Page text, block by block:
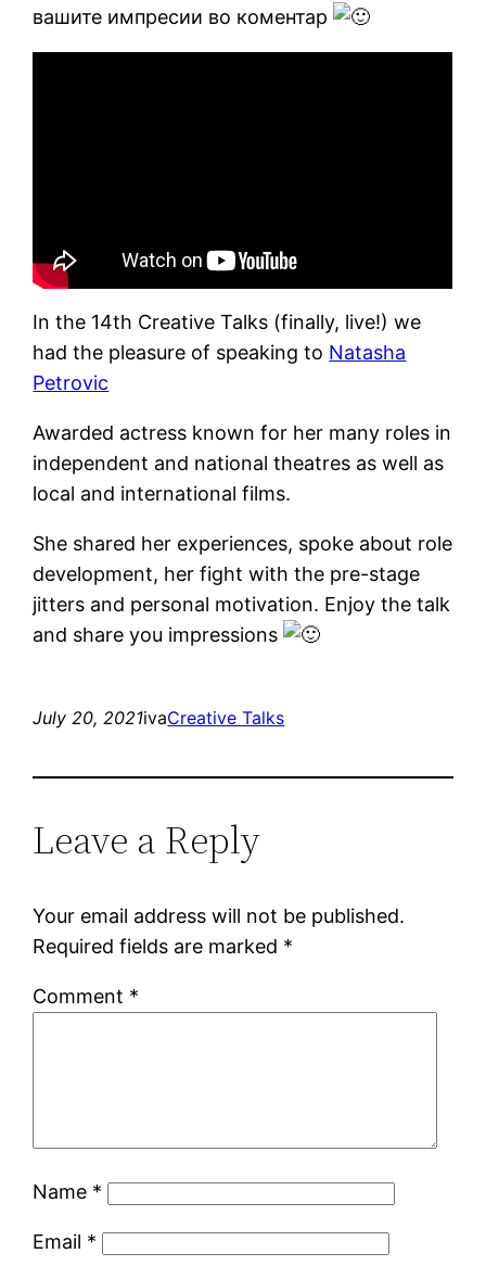
вашите импресии во коментар
In the 14th Creative Talks (finally, live!) we
had the pleasure of speaking to Natasha
Petrovic
Awarded actress known for her many roles in
independent and national theatres as well as
local and international films.
She shared her experiences, spoke about role
development, her fight with the pre-stage
jitters and personal motivation. Enjoy the talk
and share you impressions
July 20, 2021ivaCreative Talks
Leave a Reply
Your email address will not be published.
Required fields are marked *
Comment *
Name *
Email *